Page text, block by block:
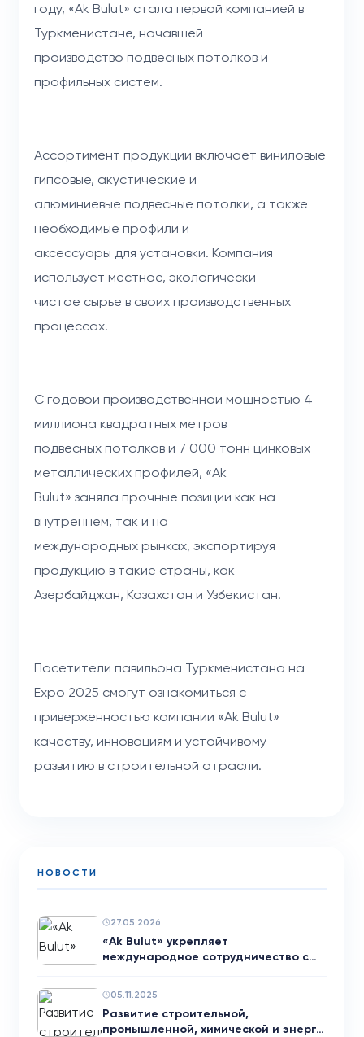
году, «Ak Bulut» стала первой компанией в
Туркменистане, начавшей
производство подвесных потолков и
профильных систем.
Ассортимент продукции включает виниловые
гипсовые, акустические и
алюминиевые подвесные потолки, а также
необходимые профили и
аксессуары для установки. Компания
использует местное, экологически
чистое сырье в своих производственных
процессах.
С годовой производственной мощностью 4
миллиона квадратных метров
подвесных потолков и 7 000 тонн цинковых
металлических профилей, «Ak
Bulut» заняла прочные позиции как на
внутреннем, так и на
международных рынках, экспортируя
продукцию в такие страны, как
Азербайджан, Казахстан и Узбекистан.
Посетители павильона Туркменистана на
Expo 2025 смогут ознакомиться с
приверженностью компании «Ak Bulut»
качеству, инновациям и устойчивому
развитию в строительной отрасли.
НОВОСТИ
27.05.2026
«Ak Bulut» укрепляет
международное сотрудничество с
05.11.2025
Развитие строительной,
промышленной, химической и энерг…